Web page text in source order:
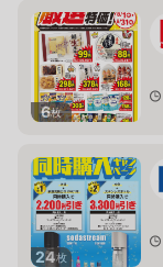
6枚
24枚